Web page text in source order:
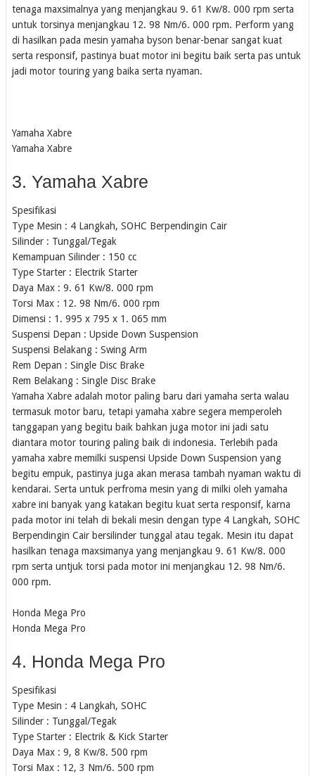
tenaga maxsimalnya yang menjangkau 9. 61 Kw/8. 000 rpm serta
untuk torsinya menjangkau 12. 98 Nm/6. 000 rpm. Perform yang
di hasilkan pada mesin yamaha byson benar-benar sangat kuat
serta responsif, pastinya buat motor ini begitu baik serta pas untuk
jadi motor touring yang baika serta nyaman.
Yamaha Xabre
Yamaha Xabre
3. Yamaha Xabre
Spesifikasi
Type Mesin : 4 Langkah, SOHC Berpendingin Cair
Silinder : Tunggal/Tegak
Kemampuan Silinder : 150 cc
Type Starter : Electrik Starter
Daya Max : 9. 61 Kw/8. 000 rpm
Torsi Max : 12. 98 Nm/6. 000 rpm
Dimensi : 1. 995 x 795 x 1. 065 mm
Suspensi Depan : Upside Down Suspension
Suspensi Belakang : Swing Arm
Rem Depan : Single Disc Brake
Rem Belakang : Single Disc Brake
Yamaha Xabre adalah motor paling baru dari yamaha serta walau
termasuk motor baru, tetapi yamaha xabre segera memperoleh
tanggapan yang begitu baik bahkan juga motor ini jadi satu
diantara motor touring paling baik di indonesia. Terlebih pada
yamaha xabre memilki suspensi Upside Down Suspension yang
begitu empuk, pastinya juga akan merasa tambah nyaman waktu di
kendarai. Serta untuk perfroma mesin yang di milki oleh yamaha
xabre ini banyak yang katakan begitu kuat serta responsif, karna
pada motor ini telah di bekali mesin dengan type 4 Langkah, SOHC
Berpendingin Cair bersilinder tunggal atau tegak. Mesin itu dapat
hasilkan tenaga maxsimanya yang menjangkau 9. 61 Kw/8. 000
rpm serta untjuk torsi pada motor ini menjangkau 12. 98 Nm/6.
000 rpm.
Honda Mega Pro
Honda Mega Pro
4. Honda Mega Pro
Spesifikasi
Type Mesin : 4 Langkah, SOHC
Silinder : Tunggal/Tegak
Type Starter : Electrik & Kick Starter
Daya Max : 9, 8 Kw/8. 500 rpm
Torsi Max : 12, 3 Nm/6. 500 rpm